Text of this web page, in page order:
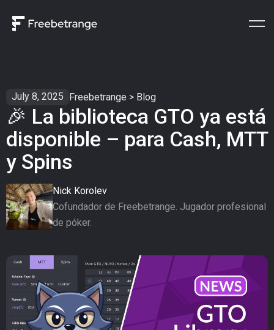
July 8, 2025 Freebetrange > Blog
🎉 La biblioteca GTO ya está
disponible – para Cash, MTT
y Spins
Nick Korolev
Cofundador de Freebetrange. Jugador profesional
de póker.